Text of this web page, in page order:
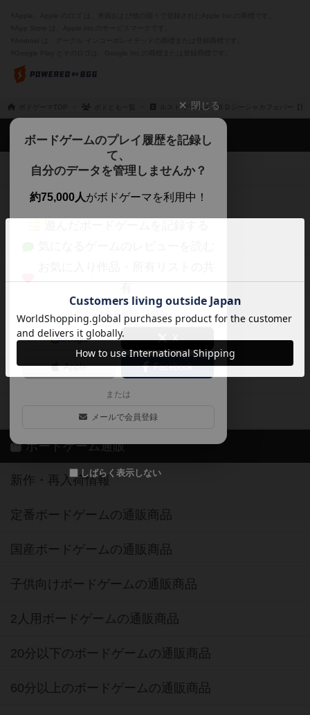
ルスト ゲームｘＣＢＤシーシャカフェバー【飲
閉じる
ボードゲームのプレイ履歴を記録し
て、
自分のデータを管理しませんか？
約75,000人がボドゲーマを利用中！
ログイン / 会員登録（10秒）
Google X
Apple Facebook
または
メールで会員登録
しばらく表示しない
ボドゲーマTOP
ボードゲームを検索する
ボードゲームの新着レビュー
掲示板・トピックス
ボドとも・会員一覧
ボードゲーム業界コラム
ボドゲーマご利用案内
ボードゲーム通販
新作・再入荷情報
定番ボードゲームの通販商品
国産ボードゲームの通販商品
子供向けボードゲームの通販商品
2人用ボードゲームの通販商品
20分以下のボードゲームの通販商品
60分以上のボードゲームの通販商品